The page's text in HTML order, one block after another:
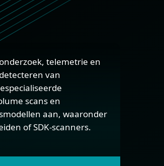
telemetrie en
van
scans en
aan, waaronder
of SDK-scanners.